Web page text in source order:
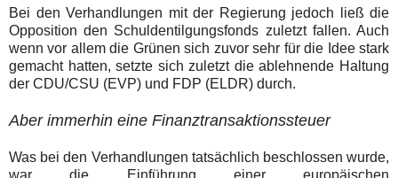
Bei den Verhandlungen mit der Regierung jedoch ließ die
Opposition den Schuldentilgungsfonds zuletzt fallen. Auch
wenn vor allem die Grünen sich zuvor sehr für die Idee stark
gemacht hatten, setzte sich zuletzt die ablehnende Haltung
der CDU/CSU (EVP) und FDP (ELDR) durch.
Aber immerhin eine Finanztransaktionssteuer
Was bei den Verhandlungen tatsächlich beschlossen wurde,
war die Einführung einer europäischen